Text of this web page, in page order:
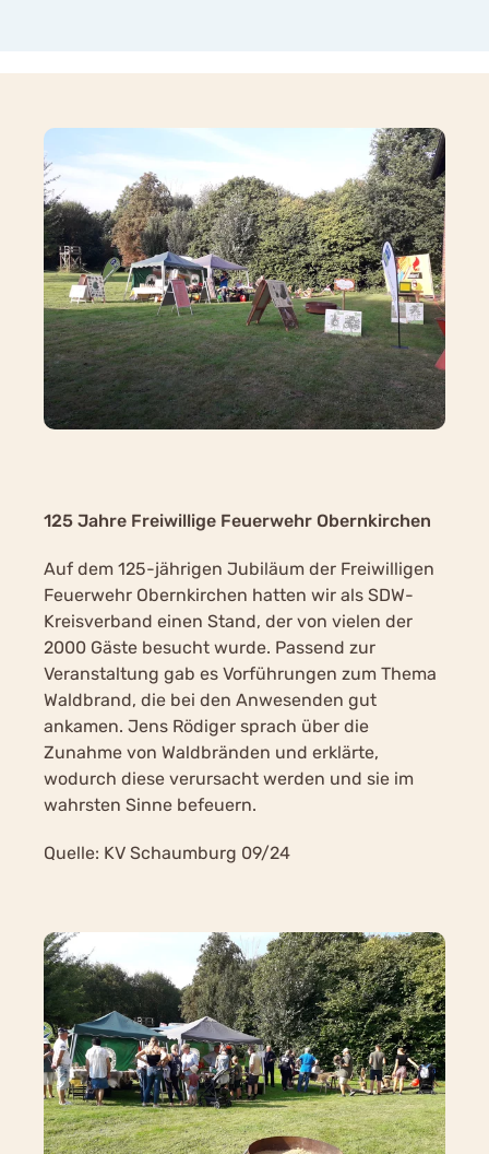
125 Jahre Freiwillige Feuerwehr Obernkirchen
Auf dem 125-jährigen Jubiläum der Freiwilligen
Feuerwehr Obernkirchen hatten wir als SDW-
Kreisverband einen Stand, der von vielen der
2000 Gäste besucht wurde. Passend zur
Veranstaltung gab es Vorführungen zum Thema
Waldbrand, die bei den Anwesenden gut
ankamen. Jens Rödiger sprach über die
Zunahme von Waldbränden und erklärte,
wodurch diese verursacht werden und sie im
wahrsten Sinne befeuern.
Quelle: KV Schaumburg 09/24